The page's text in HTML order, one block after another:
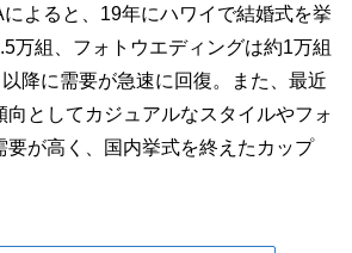
よると、19年にハワイで結婚式を挙
万組、フォトウエディングは約1万組
降に需要が急速に回復。また、最近
向としてカジュアルなスタイルやフォ
要が⾼く、国内挙式を終えたカップ